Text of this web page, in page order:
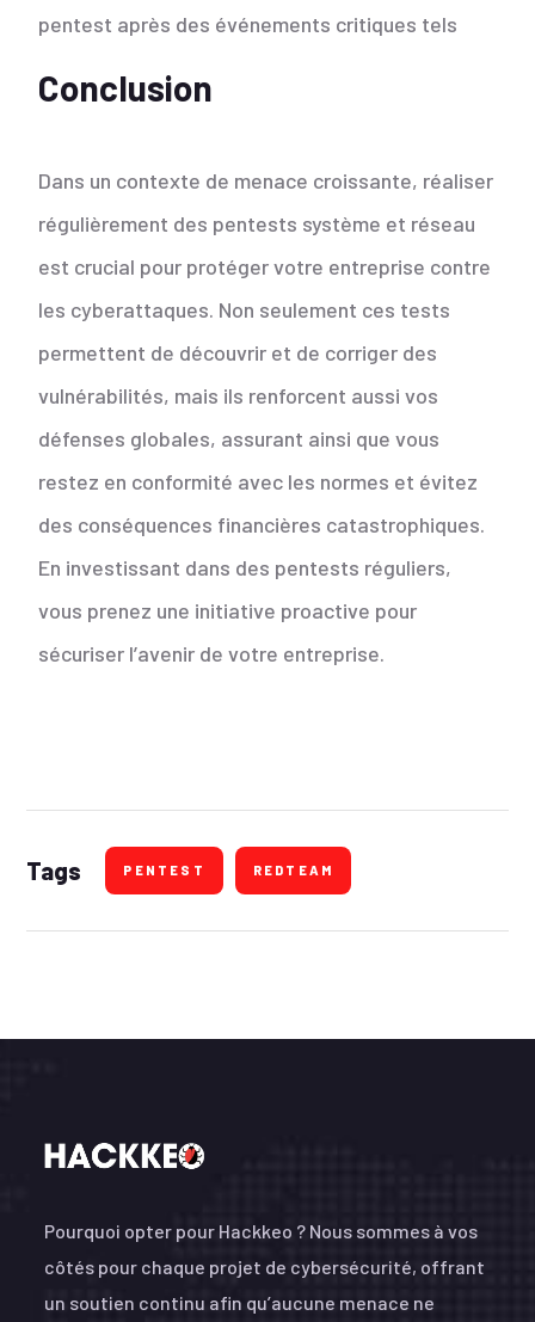
pentest après des événements critiques tels
Conclusion
Dans un contexte de menace croissante, réaliser
régulièrement des pentests système et réseau
est crucial pour protéger votre entreprise contre
les cyberattaques. Non seulement ces tests
permettent de découvrir et de corriger des
vulnérabilités, mais ils renforcent aussi vos
défenses globales, assurant ainsi que vous
restez en conformité avec les normes et évitez
des conséquences financières catastrophiques.
En investissant dans des pentests réguliers,
vous prenez une initiative proactive pour
sécuriser l’avenir de votre entreprise.
Tags PENTEST REDTEAM
Pourquoi opter pour Hackkeo ? Nous sommes à vos
côtés pour chaque projet de cybersécurité, offrant
un soutien continu afin qu’aucune menace ne